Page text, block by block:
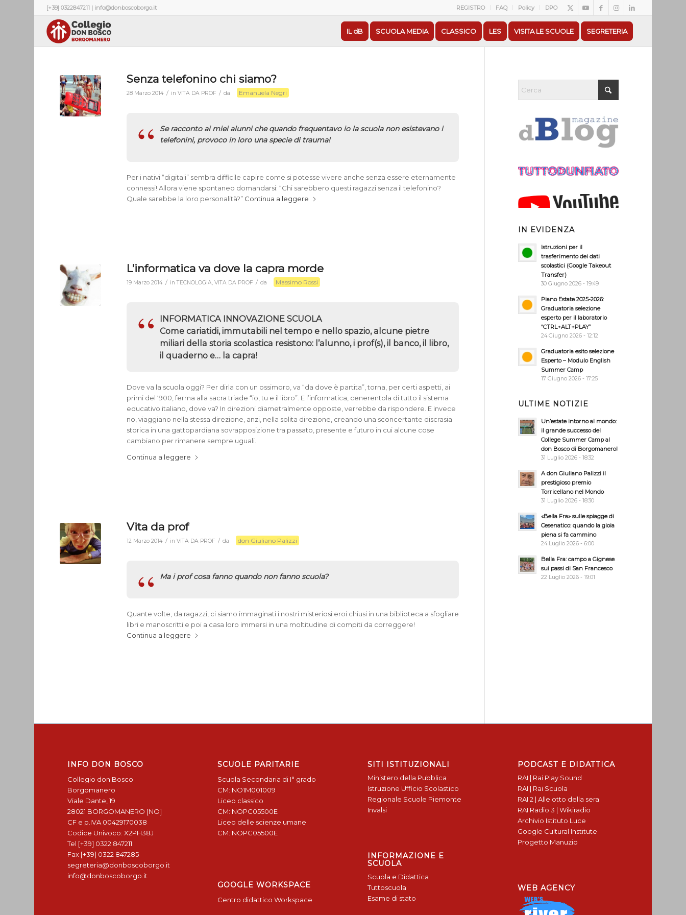
REGISTRO FAQ Policy DPO
[+39] 0322847211 | info@donboscoborgo.it
IL dB SCUOLA MEDIA CLASSICO LES VISITA LE SCUOLE SEGRETERIA
Senza telefonino chi siamo?
28 Marzo 2014 / inVITA DA PROF / da Emanuela Negri
Se racconto ai miei alunni che quando frequentavo io la scuola non esistevano i
telefonini, provoco in loro una specie di trauma!
Per i nativi “digitali” sembra difficile capire come si potesse vivere anche senza essere eternamente
connessi! Allora viene spontaneo domandarsi: “Chi sarebbero questi ragazzi senza il telefonino?
Quale sarebbe la loro personalità?” Continua a leggere
L’informatica va dove la capra morde
19 Marzo 2014 / inTECNOLOGIA,VITA DA PROF / da Massimo Rossi
INFORMATICA INNOVAZIONE SCUOLA
Come cariatidi, immutabili nel tempo e nello spazio, alcune pietre
miliari della storia scolastica resistono: l’alunno, i prof(s), il banco, il libro,
il quaderno e… la capra!
Dove va la scuola oggi? Per dirla con un ossimoro, va “da dove è partita”, torna, per certi aspetti, ai
primi del ‘900, ferma alla sacra triade “io, tu e il libro”. E l’informatica, cenerentola di tutto il sistema
educativo italiano, dove va? In direzioni diametralmente opposte, verrebbe da rispondere. E invece
no, viaggiano nella stessa direzione, anzi, nella solita direzione, creando una sconcertante discrasia
storica in una gattopardiana sovrapposizione tra passato, presente e futuro in cui alcune cose
cambiano per rimanere sempre uguali.
Continua a leggere
Vita da prof
12 Marzo 2014 / inVITA DA PROF / da don Giuliano Palizzi
Ma i prof cosa fanno quando non fanno scuola?
Quante volte, da ragazzi, ci siamo immaginati i nostri misteriosi eroi chiusi in una biblioteca a sfogliare
libri e manoscritti e poi a casa loro immersi in una moltitudine di compiti da correggere!
Continua a leggere
IN EVIDENZA
Istruzioni per il
trasferimento dei dati
scolastici (Google Takeout
Transfer)
30 Giugno 2026 - 19:49
Piano Estate 2025-2026:
Graduatoria selezione
esperto per il laboratorio
“CTRL+ALT+PLAY”
24 Giugno 2026 - 12:12
Graduatoria esito selezione
Esperto – Modulo English
Summer Camp
17 Giugno 2026 - 17:25
ULTIME NOTIZIE
Un’estate intorno al mondo:
il grande successo del
College Summer Camp al
don Bosco di Borgomanero!
31 Luglio 2026 - 18:32
A don Giuliano Palizzi il
prestigioso premio
Torricellano nel Mondo
31 Luglio 2026 - 18:30
«Bella Fra» sulle spiagge di
Cesenatico: quando la gioia
piena si fa cammino
24 Luglio 2026 - 6:00
Bella Fra: campo a Gignese
sui passi di San Francesco
22 Luglio 2026 - 19:01
INFO DON BOSCO
Collegio don Bosco
Borgomanero
Viale Dante, 19
28021 BORGOMANERO [NO]
CF e p.IVA 00429170038
Codice Univoco: X2PH38J
Tel [+39] 0322 847211
Fax [+39] 0322 847285
segreteria@donboscoborgo.it
info@donboscoborgo.it
SCUOLE PARITARIE
Scuola Secondaria di I° grado
CM: NO1M001009
Liceo classico
CM: NOPC05500E
Liceo delle scienze umane
CM: NOPC05500E
GOOGLE WORKSPACE
Centro didattico Workspace
SITI ISTITUZIONALI
Ministero della Pubblica
Istruzione Ufficio Scolastico
Regionale Scuole Piemonte
Invalsi
INFORMAZIONE E
SCUOLA
Scuola e Didattica
Tuttoscuola
Esame di stato
PODCAST E DIDATTICA
RAI | Rai Play Sound
RAI | Rai Scuola
RAI 2 | Alle otto della sera
RAI Radio 3 | Wikiradio
Archivio Istituto Luce
Google Cultural Institute
Progetto Manuzio
WEB AGENCY